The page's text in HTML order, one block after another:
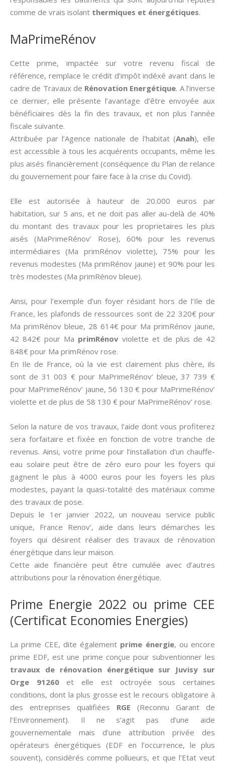
comme de vrais isolant thermiques et énergétiques.
MaPrimeRénov
Cette prime, impactée sur votre revenu fiscal de
référence, remplace le crédit d’impôt indéxé avant dans le
cadre de Travaux de Rénovation Energétique. A l’inverse
ce dernier, elle présente l’avantage d’être envoyée aux
bénéficiaires dès la fin des travaux, et non plus l’année
fiscale suivante.
Attribuée par l’Agence nationale de l’habitat (Anah), elle
est accessible à tous les acquérents occupants, même les
plus aisés financièrement (conséquence du Plan de relance
du gouvernement pour faire face à la crise du Covid).
Elle est autorisée à hauteur de 20.000 euros par
habitation, sur 5 ans, et ne doit pas aller au-delà de 40%
du montant des travaux pour les proprietaires les plus
aisés (MaPrimeRénov’ Rose), 60% pour les revenus
intermédiaires (Ma primRénov violette), 75% pour les
revenus modestes (Ma primRénov jaune) et 90% pour les
très modestes (Ma primRénov bleue).
Ainsi, pour l’exemple d’un foyer résidant hors de l’Ile de
France, les plafonds de ressources sont de 22 320€ pour
Ma primRénov bleue, 28 614€ pour Ma primRénov jaune,
42 842€ pour Ma primRénov violette et de plus de 42
848€ pour Ma primRénov rose.
En Ile de France, où la vie est clairement plus chère, ils
sont de 31 003 € pour MaPrimeRénov’ bleue, 37 739 €
pour MaPrimeRénov’ jaune, 56 130 € pour MaPrimeRénov’
violette et de plus de 58 130 € pour MaPrimeRénov’ rose.
Selon la nature de vos travaux, l’aide dont vous profiterez
sera forfaitaire et fixée en fonction de votre tranche de
revenus. Ainsi, votre prime pour l’installation d’un chauffe-
eau solaire peut être de zéro euro pour les foyers qui
gagnent le plus à 4000 euros pour les foyers les plus
modestes, payant la quasi-totalité des matériaux comme
des travaux de pose.
Depuis le 1er janvier 2022, un nouveau service public
unique, France Renov’, aide dans leurs démarches les
foyers qui désirent réaliser des travaux de rénovation
énergétique dans leur maison.
Cette aide financière peut être cumulée avec d’autres
attributions pour la rénovation énergétique.
Prime Energie 2022 ou prime CEE
(Certificat Economies Energies)
La prime CEE, dite également prime énergie, ou encore
prime EDF, est une prime conçue pour subventionner les
travaux de rénovation énergétique sur Juvisy sur
Orge 91260et elle est octroyée sous certaines
conditions, dont la plus grosse est le recours obligatoire à
des entreprises qualifiées RGE (Reconnu Garant de
l’Environnement). Il ne s’agit pas d’une aide
gouvernementale mais d’une attribution privée des
opérateurs énergétiques (EDF en l’occurrence, le plus
souvent), considérés comme pollueurs, et que l’Etat veut